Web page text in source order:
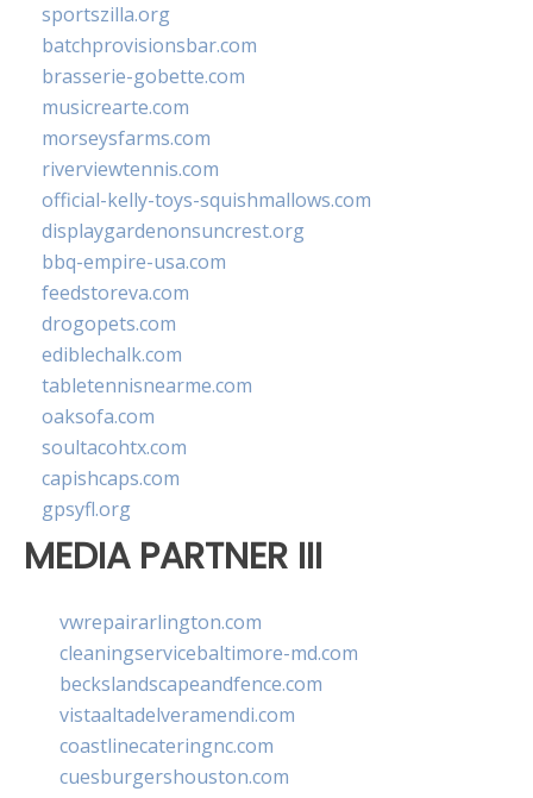
sportszilla.org
batchprovisionsbar.com
brasserie-gobette.com
musicrearte.com
morseysfarms.com
riverviewtennis.com
official-kelly-toys-squishmallows.com
displaygardenonsuncrest.org
bbq-empire-usa.com
feedstoreva.com
drogopets.com
ediblechalk.com
tabletennisnearme.com
oaksofa.com
soultacohtx.com
capishcaps.com
gpsyfl.org
MEDIA PARTNER III
vwrepairarlington.com
cleaningservicebaltimore-md.com
beckslandscapeandfence.com
vistaaltadelveramendi.com
coastlinecateringnc.com
cuesburgershouston.com